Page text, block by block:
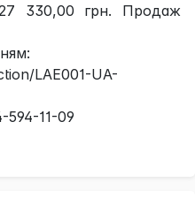
330,00 грн. Продаж
LAE001-UA-
11-09